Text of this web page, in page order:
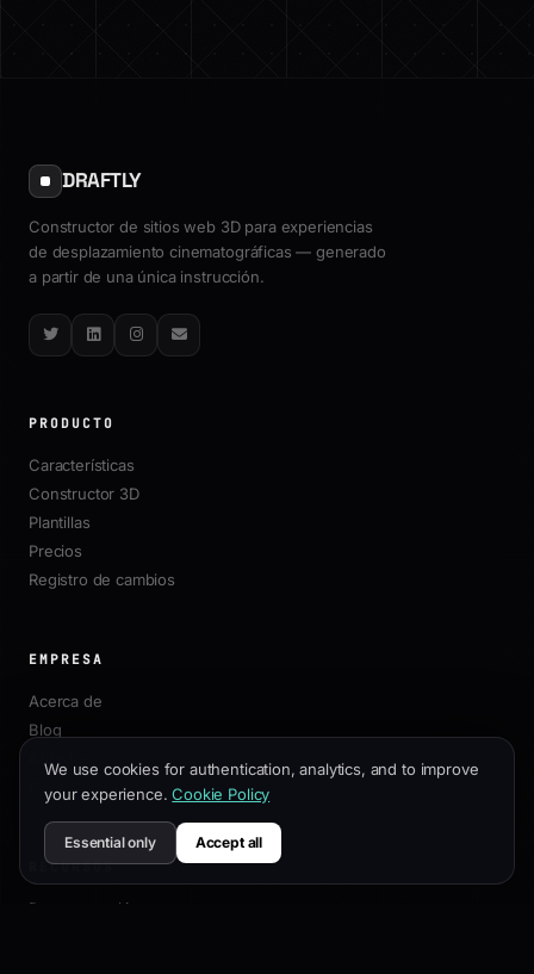
DRAFTLY
Constructor de sitios web 3D para experiencias
de desplazamiento cinematográficas — generado
a partir de una única instrucción.
TwitterLinkedInInstagram
Email
PRODUCTO
Características
Constructor 3D
Plantillas
Precios
Registro de cambios
EMPRESA
Acerca de
Blog
Contacto
RECURSOS
Documentación
We use cookies for authentication, analytics, and to improve
your experience. Cookie Policy
Essential only Accept all